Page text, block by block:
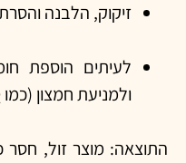
זיקוק, הלבנה
לעיתים הוספת
ולמניעת חמצון (כמו BHT, BHA, TBHQ)
התוצאה: מוצר זול,